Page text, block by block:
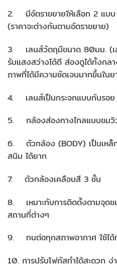
2. มีอัตราขยายให้เลือก 2 แบบ
(ราคาจะต่างกันตามอัตราขยาย)
3. เลนส์วัตถุมีขนาด 80มม. (เ
รับแสงสว่างได้ดี ส่องดูได้ทั้งกล
ภาพที่ได้มีความชัดเจนมากขึ้นใน
4. เลนส์เป็นกระจกแบบกันรอย
5. กล้องส่องทางไกลแบบชมวิ
6. ตัวกล้อง (BODY) เป็นเหล็
สนิม ได้ยาก
7. ตัวกล้องเคลือบสี 3 ชั้น
8. เหมาะกับการติดตั้งตามจุดช
สถานที่ต่างๆ
9. ทนต่อทุกสภาพอากาศ ใช้ได้
10. การปรับโฟกัสทำได้สะดวก ง่